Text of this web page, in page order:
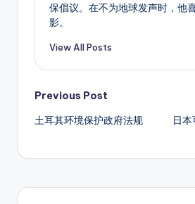
保倡议。在不为地球发声时，他
影。
View All Posts
Post
navigation
Previous Post
土耳其环境保护政府法规
日